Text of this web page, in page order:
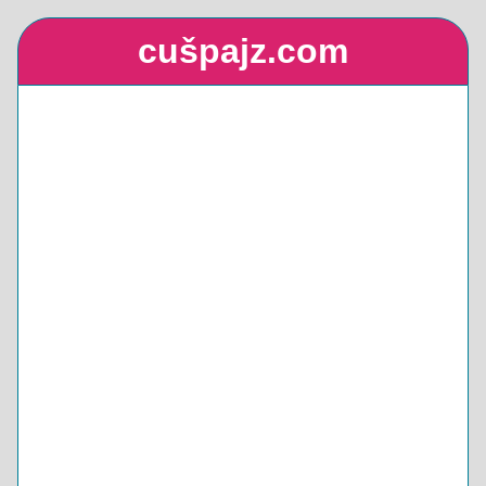
cušpajz.com